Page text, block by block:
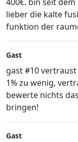
lieber die kalte
funktion der
Gast
gast #10
1% zu wenig,
bewerte nichts
bringen!
Gast